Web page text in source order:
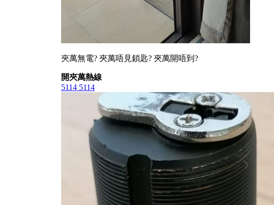
夾萬無電? 夾萬唔見鎖匙? 夾萬開唔到?
開夾萬熱線
5114 5114